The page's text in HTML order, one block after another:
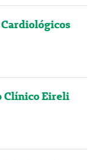
Clínico Eireli